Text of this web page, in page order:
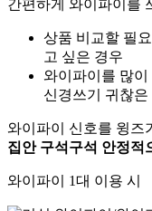
간편하게 와이파이를
상품 비교할 필
고 싶은 경우
와이파이를 많이
신경쓰기 귀찮은
와이파이 신호를 윙즈
집안 구석구석 안정적
와이파이 1대 이용 시